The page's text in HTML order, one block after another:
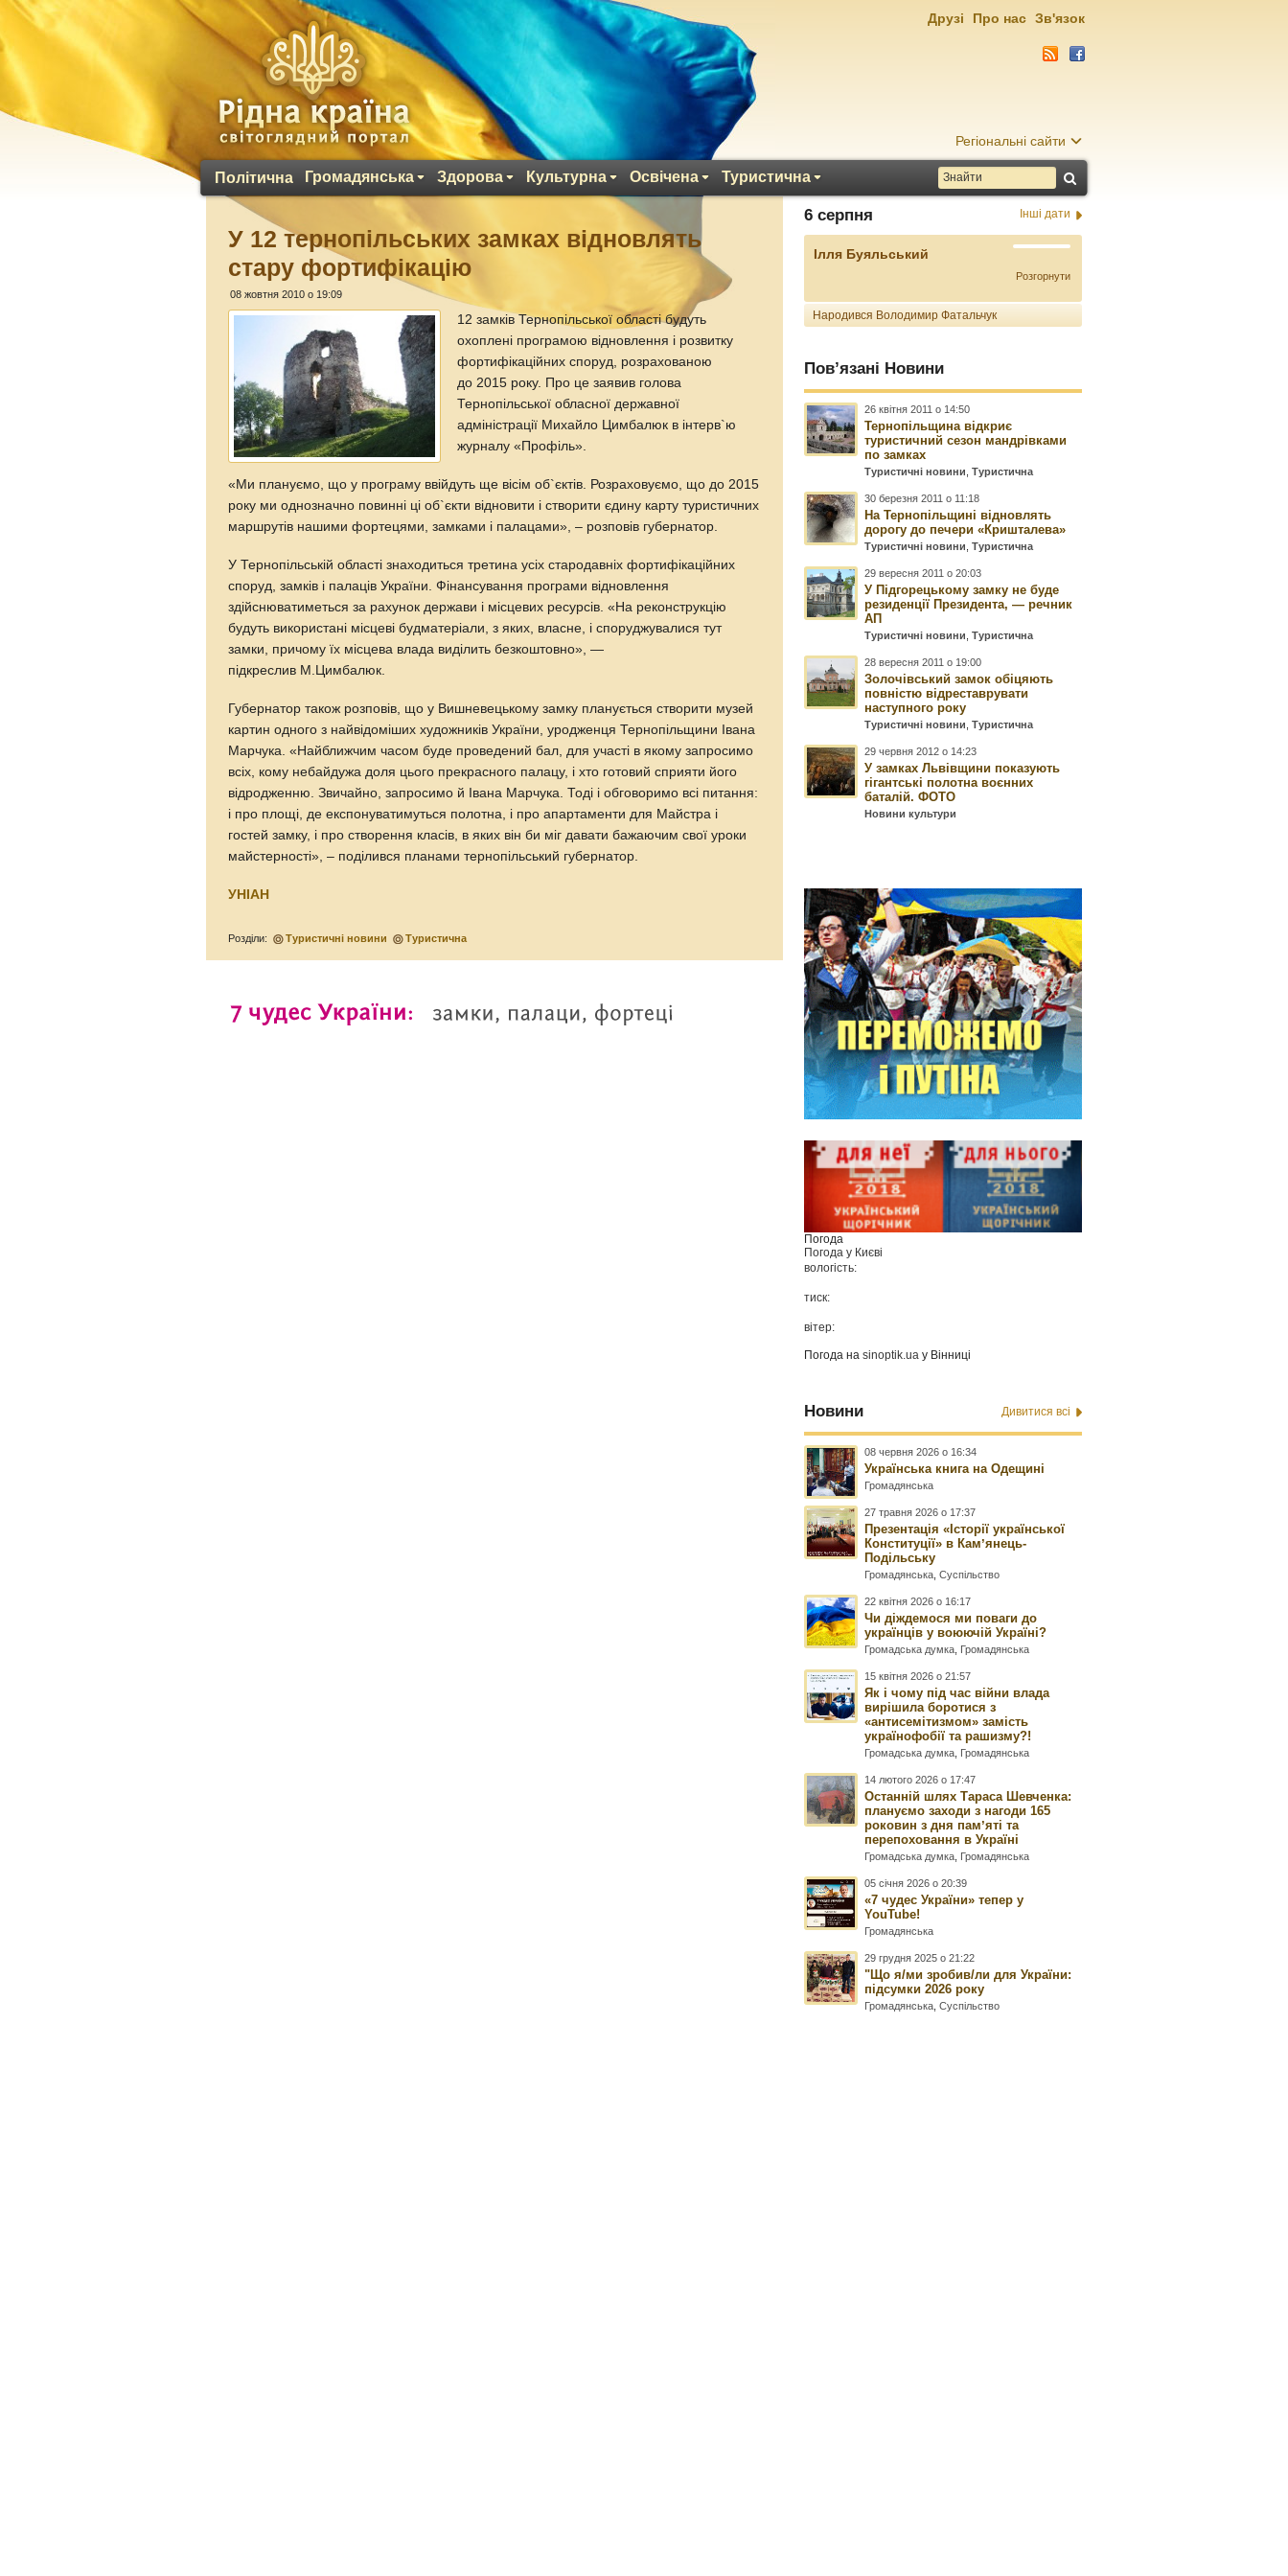
Регіональні сайти
Політична Громадянська Здорова Культурна Освічена Туристична
Друзі Про нас Зв'язок
У 12 тернопільських замках відновлять
стару фортифікацію
08 жовтня 2010 о 19:09
12 замків Тернопільської області будуть
охоплені програмою відновлення і розвитку
фортифікаційних споруд, розрахованою
до 2015 року. Про це заявив голова
Тернопільської обласної державної
адміністрації Михайло Цимбалюк в інтерв`ю
журналу «Профіль».
«Ми плануємо, що у програму ввійдуть ще вісім об`єктів. Розраховуємо, що до 2015
року ми однозначно повинні ці об`єкти відновити і створити єдину карту туристичних
маршрутів нашими фортецями, замками і палацами», – розповів губернатор.
У Тернопільській області знаходиться третина усіх стародавніх фортифікаційних
споруд, замків і палаців України. Фінансування програми відновлення
здійснюватиметься за рахунок держави і місцевих ресурсів. «На реконструкцію
будуть використані місцеві будматеріали, з яких, власне, і споруджувалися тут
замки, причому їх місцева влада виділить безкоштовно», —
підкреслив М.Цимбалюк.
Губернатор також розповів, що у Вишневецькому замку планується створити музей
картин одного з найвідоміших художників України, уродженця Тернопільщини Івана
Марчука. «Найближчим часом буде проведений бал, для участі в якому запросимо
всіх, кому небайдужа доля цього прекрасного палацу, і хто готовий сприяти його
відродженню. Звичайно, запросимо й Івана Марчука. Тоді і обговоримо всі питання:
і про площі, де експонуватимуться полотна, і про апартаменти для Майстра і
гостей замку, і про створення класів, в яких він би міг давати бажаючим свої уроки
майстерності», – поділився планами тернопільський губернатор.
УНІАН
Розділи: Туристичні новини Туристична
6 серпня Інші дати
Ілля Буяльський
Розгорнути
Народився Володимир Фатальчук
Пов’язані Новини
26 квітня 2011 о 14:50
Тернопільщина відкриє
туристичний сезон мандрівками
по замках
Туристичні новини ,Туристична
30 березня 2011 о 11:18
На Тернопільщині відновлять
дорогу до печери «Кришталева»
Туристичні новини ,Туристична
29 вересня 2011 о 20:03
У Підгорецькому замку не буде
резиденції Президента, — речник
АП
Туристичні новини ,Туристична
28 вересня 2011 о 19:00
Золочівський замок обіцяють
повністю відреставрувати
наступного року
Туристичні новини ,Туристична
29 червня 2012 о 14:23
У замках Львівщини показують
гігантські полотна воєнних
баталій. ФОТО
Новини культури
Погода
Погода у Києві
вологість:
тиск:
вітер:
Погода наsinoptik.ua у Вінниці
Новини Дивитися всі
08 червня 2026 о 16:34
Українська книга на Одещині
Громадянська
27 травня 2026 о 17:37
Презентація «Історії української
Конституції» в Камʼянець-
Подільську
Громадянська ,Суспільство
22 квітня 2026 о 16:17
Чи діждемося ми поваги до
українців у воюючій Україні?
Громадська думка Громадянська
15 квітня 2026 о 21:57
Як і чому під час війни влада
вирішила боротися з
«антисемітизмом» замість
українофобії та рашизму?!
Громадська думка Громадянська
14 лютого 2026 о 17:47
Останній шлях Тараса Шевченка:
плануємо заходи з нагоди 165
роковин з дня памʼяті та
перепоховання в Україні
Громадська думка Громадянська
05 січня 2026 о 20:39
«7 чудес України» тепер у
YouTube!
Громадянська
29 грудня 2025 о 21:22
"Що я/ми зробив/ли для України:
підсумки 2026 року
Громадянська ,Суспільство